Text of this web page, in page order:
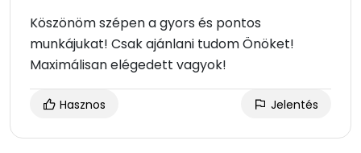
Köszönöm szépen a gyors és pontos
munkájukat! Csak ajánlani tudom Önöket!
Maximálisan elégedett vagyok!
Hasznos Jelentés